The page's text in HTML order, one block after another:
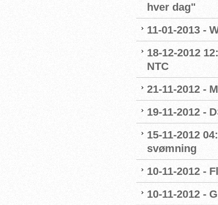
hver dag"
11-01-2013 -
18-12-2012
NTC
21-11-2012 -
19-11-2012 -
15-11-2012
svømning
10-11-2012 -
10-11-2012 -